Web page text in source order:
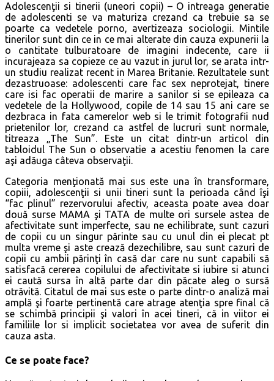
Adolescenţii si tinerii (uneori copii) – O intreaga generatie
de adolescenti se va maturiza crezand ca trebuie sa se
poarte ca vedetele porno, avertizeaza sociologii. Mintile
tinerilor sunt din ce in ce mai alterate din cauza expunerii la
o cantitate tulburatoare de imagini indecente, care ii
incurajeaza sa copieze ce au vazut in jurul lor, se arata intr-
un studiu realizat recent in Marea Britanie. Rezultatele sunt
dezastruoase: adolescenti care fac sex neprotejat, tinere
care isi fac operatii de marire a sanilor si se epileaza ca
vedetele de la Hollywood, copile de 14 sau 15 ani care se
dezbraca in fata camerelor web si le trimit fotografii nud
prietenilor lor, crezand ca astfel de lucruri sunt normale,
titreaza „The Sun”. Este un citat dintr-un articol din
tabloidul The Sun o observatie a acestiu fenomen la care
aşi adăuga câteva observaţii.
Categoria menţionată mai sus este una în transformare,
copiii, adolescenţii si unii tineri sunt la perioada când îşi
“fac plinul” rezervorului afectiv, aceasta poate avea doar
două surse MAMA şi TATA de multe ori sursele astea de
afectivitate sunt imperfecte, sau ne echilibrate, sunt cazuri
de copii cu un singur părinte sau cu unul din ei plecat pt
multa vreme şi aste crează dezechilibre, sau sunt cazuri de
copii cu ambii părinţi în casă dar care nu sunt capabili să
satisfacă cererea copilului de afectivitate si iubire si atunci
ei caută sursa în altă parte dar din păcate aleg o sursă
otrăvită. Citatul de mai sus este o parte dintr-o analiză mai
amplă şi foarte pertinentă care atrage atenţia spre final că
se schimbă principii şi valori în acei tineri, că in viitor ei
familiile lor si implicit societatea vor avea de suferit din
cauza asta.
Ce se poate face?